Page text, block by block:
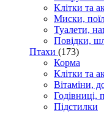
Клітки та
Миски,
Туалети,
Повідки,
Птахи (173)
Корма
Клітки та
Вітаміни,
Годівниці,
Підстилки